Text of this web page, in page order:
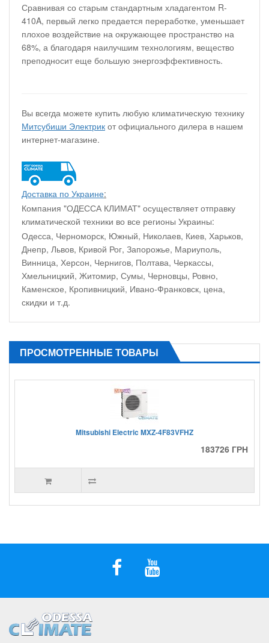
Сравнивая со старым стандартным хладагентом R-
410A, первый легко предается переработке, уменьшает
плохое воздействие на окружающее пространство на
68%, а благодаря наилучшим технологиям, вещество
преподносит еще большую энергоэффективность.
Вы всегда можете купить любую климатическую технику
Митсубиши Электрик от официального дилера в нашем
интернет-магазине.
Доставка по Украине:
Компания "ОДЕССА КЛИМАТ" осуществляет отправку
климатической техники во все регионы Украины:
Одесса, Черноморск, Южный, Николаев, Киев, Харьков,
Днепр, Львов, Кривой Рог, Запорожье, Мариуполь,
Винница, Херсон, Чернигов, Полтава, Черкассы,
Хмельницкий, Житомир, Сумы, Черновцы, Ровно,
Каменское, Кропивницкий, Ивано-Франковск, цена,
скидки и т.д.
ПРОСМОТРЕННЫЕ ТОВАРЫ
Mitsubishi Electric MXZ-4F83VFHZ
183726 ГРН